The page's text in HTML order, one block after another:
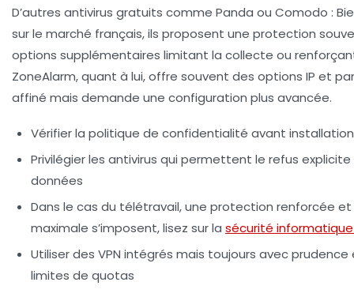
D’autres antivirus gratuits comme Panda ou Comodo :
sur le marché français, ils proposent une protection
options supplémentaires limitant la collecte ou
ZoneAlarm, quant à lui, offre souvent des options IP et
affiné mais demande une configuration plus avancée.
Vérifier la politique de confidentialité avant
Privilégier les antivirus qui permettent le refus
données
Dans le cas du télétravail, une protection renforcée
maximale s’imposent, lisez sur la sécurité
Utiliser des VPN intégrés mais toujours avec
limites de quotas